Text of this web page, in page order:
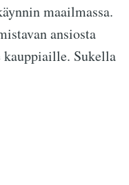
maailmassa.
ansiosta
Sukella